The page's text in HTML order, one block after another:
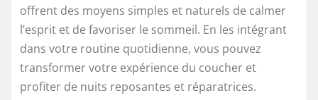
offrent des moyens simples et naturels de calmer
l’esprit et de favoriser le sommeil. En les intégrant
dans votre routine quotidienne, vous pouvez
transformer votre expérience du coucher et
profiter de nuits reposantes et réparatrices.